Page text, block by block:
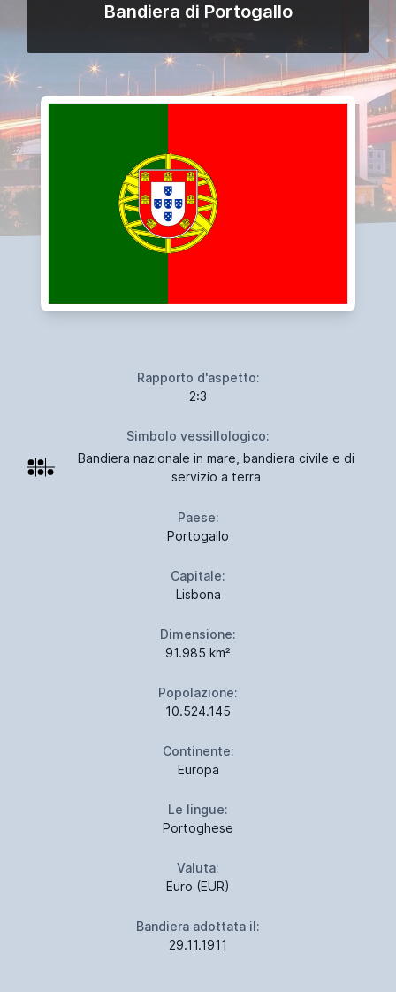
Bandiera di Portogallo
Rapporto d'aspetto:
2:3
Simbolo vessillologico:
Bandiera nazionale in mare, bandiera civile e di
servizio a terra
Paese:
Portogallo
Capitale:
Lisbona
Dimensione:
91.985 km²
Popolazione:
10.524.145
Continente:
Europa
Le lingue:
Portoghese
Valuta:
Euro (EUR)
Bandiera adottata il:
29.11.1911